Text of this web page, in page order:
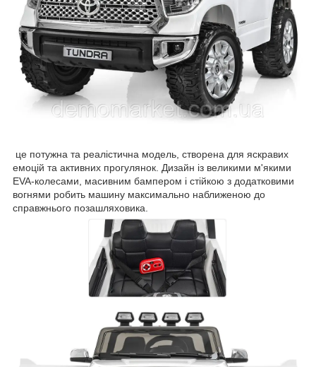
це потужна та реалістична модель, створена для яскравих
емоцій та активних прогулянок. Дизайн із великими м'якими
EVA-колесами, масивним бампером і стійкою з додатковими
вогнями робить машину максимально наближеною до
справжнього позашляховика.